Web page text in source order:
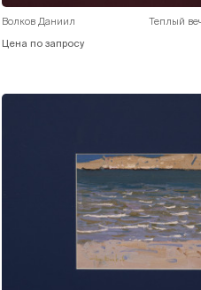
Волков Даниил Теплый
Цена по запросу